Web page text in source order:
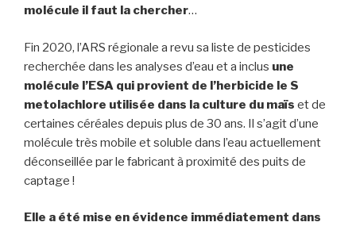
molécule il faut la chercher…
Fin 2020, l’ARS régionale a revu sa liste de pesticides
recherchée dans les analyses d’eau et a inclus une
molécule l’ESA qui provient de l’herbicide le S
metolachlore utilisée dans la culture du maïs et de
certaines céréales depuis plus de 30 ans. Il s’agit d’une
molécule très mobile et soluble dans l’eau actuellement
déconseillée par le fabricant à proximité des puits de
captage !
Elle a été mise en évidence immédiatement dans